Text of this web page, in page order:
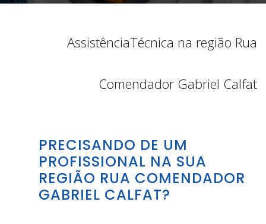
AssistênciaTécnica na região Rua
Comendador Gabriel Calfat
PRECISANDO DE UM
PROFISSIONAL NA SUA
REGIÃO RUA COMENDADOR
GABRIEL CALFAT?